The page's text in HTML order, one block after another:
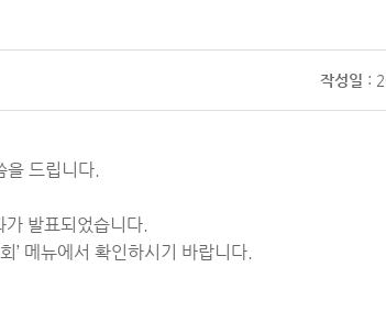
작성일 :
을 드립니다.
발표되었습니다.
’ 메뉴에서 확인하시기 바랍니다.